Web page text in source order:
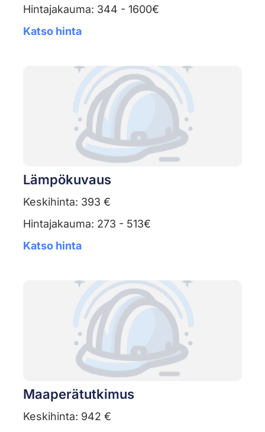
Hintajakauma: 344 - 1600€
Katso hinta
Lämpökuvaus
Keskihinta: 393 €
Hintajakauma: 273 - 513€
Katso hinta
Maaperätutkimus
Keskihinta: 942 €